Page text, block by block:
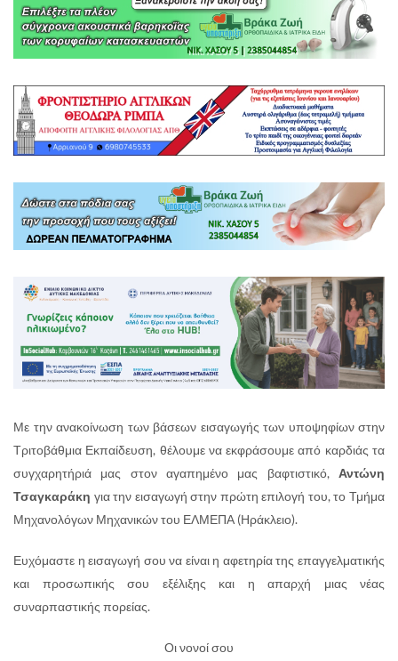
Με την ανακοίνωση των βάσεων εισαγωγής των υποψηφίων στην
Τριτοβάθμια Εκπαίδευση, θέλουμε να εκφράσουμε από καρδιάς τα
συγχαρητήριά μας στον αγαπημένο μας βαφτιστικό, Αντώνη
Τσαγκαράκη για την εισαγωγή στην πρώτη επιλογή του, το Τμήμα
Μηχανολόγων Μηχανικών του ΕΛΜΕΠΑ (Ηράκλειο).
Ευχόμαστε η εισαγωγή σου να είναι η αφετηρία της επαγγελματικής
και προσωπικής σου εξέλιξης και η απαρχή μιας νέας
συναρπαστικής πορείας.
Οι νονοί σου